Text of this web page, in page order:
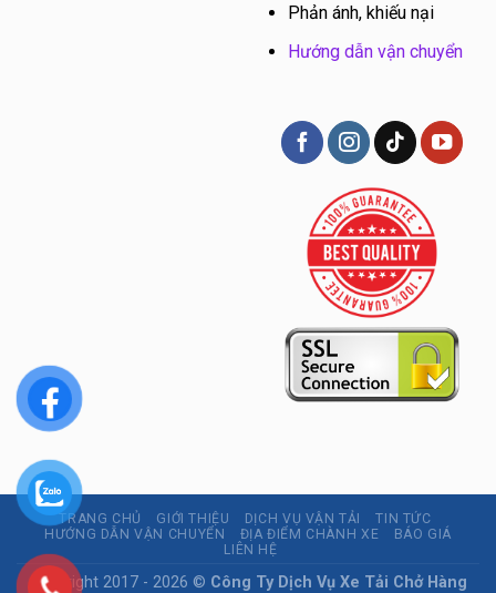
Phản ánh, khiếu nại
Hướng dẫn vận chuyển
TRANG CHỦ GIỚI THIỆU DỊCH VỤ VẬN TẢI
TIN TỨC
HƯỚNG DẪN VẬN CHUYỂN
ĐỊA ĐIỂM CHÀNH XE
BÁO GIÁ
LIÊN HỆ
Copyright 2017 - 2026 © Công Ty Dịch Vụ Xe Tải Chở Hàng